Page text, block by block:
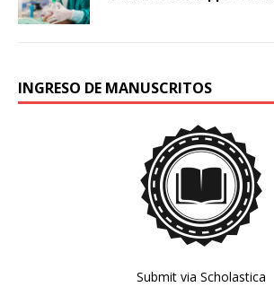
INGRESO DE MANUSCRITOS
Submit via Scholastica